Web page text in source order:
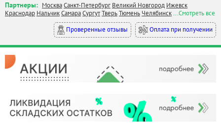
Партнеры: МоскваСанкт-Петербург Великий Новгород Ижевск
Краснодар НальчикСамараСургутТверьТюмень Челябинск...Смотреть все
Проверенные отзывы
Оплата при получении